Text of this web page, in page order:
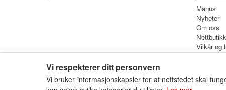
Manus
Nyheter
Om oss
Nettbutikk
Vilkår og
Vi respekterer ditt personvern
Vi bruker informasjonskapsler for at nettstedet skal